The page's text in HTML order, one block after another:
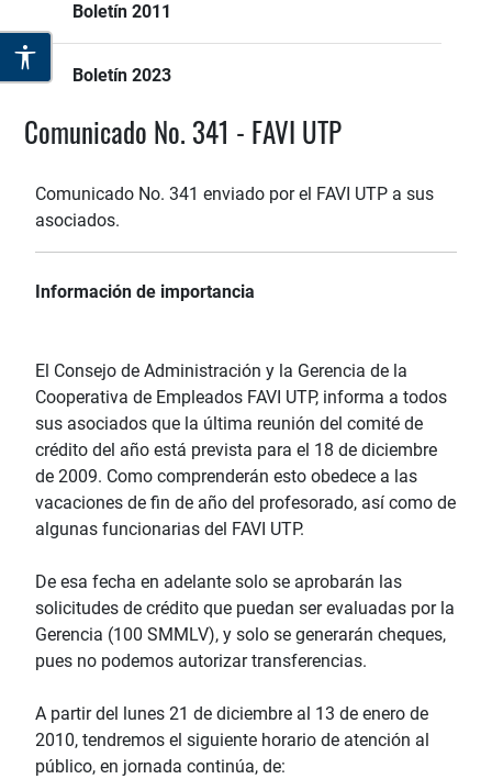
Boletín 2011
Boletín 2023
Comunicado No. 341 - FAVI UTP
Comunicado No. 341 enviado por el FAVI UTP a sus
asociados.
Información de importancia
El Consejo de Administración y la Gerencia de la
Cooperativa de Empleados FAVI UTP, informa a todos
sus asociados que la última reunión del comité de
crédito del año está prevista para el 18 de diciembre
de 2009. Como comprenderán esto obedece a las
vacaciones de fin de año del profesorado, así como de
algunas funcionarias del FAVI UTP.
De esa fecha en adelante solo se aprobarán las
solicitudes de crédito que puedan ser evaluadas por la
Gerencia (100 SMMLV), y solo se generarán cheques,
pues no podemos autorizar transferencias.
A partir del lunes 21 de diciembre al 13 de enero de
2010, tendremos el siguiente horario de atención al
público, en jornada continúa, de: